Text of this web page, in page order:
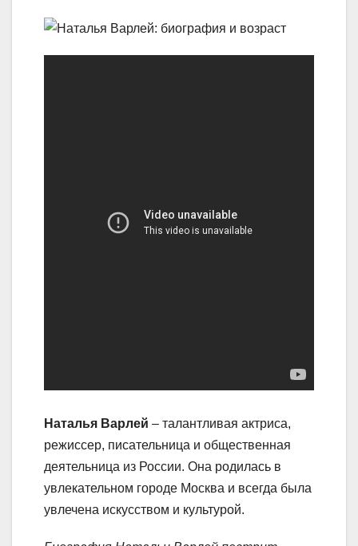
Наталья Варлей – талантливая актриса,
режиссер, писательница и общественная
деятельница из России. Она родилась в
увлекательном городе Москва и всегда была
увлечена искусством и культурой.